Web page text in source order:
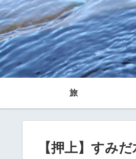
旅
【押上】すみ